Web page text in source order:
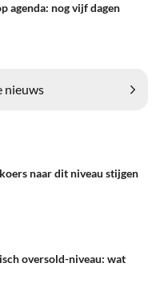
agenda: nog vijf dagen
nieuws
naar dit niveau stijgen
oversold-niveau: wat